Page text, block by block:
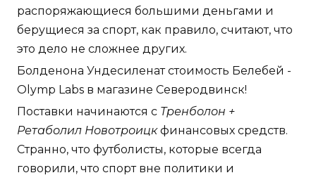
распоряжающиеся большими деньгами и
берущиеся за спорт, как правило, считают, что
это дело не сложнее других.
Болденона Ундесиленат стоимость Белебей -
Olymp Labs в магазине Северодвинск!
Поставки начинаются с Тренболон +
Ретаболил Новотроицкфинансовых средств.
Странно, что футболисты, которые всегда
говорили, что спорт вне политики и